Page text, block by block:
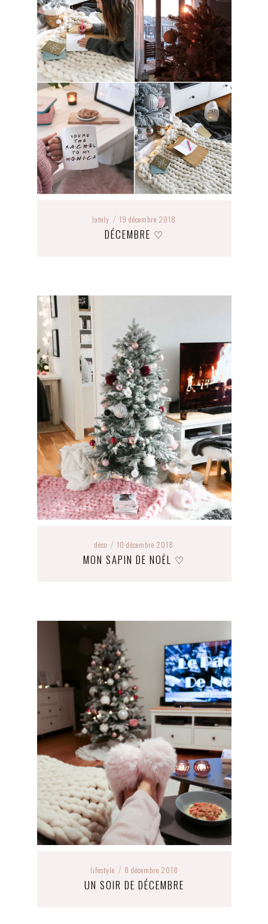
lately / 19 décembre 2018
DÉCEMBRE ♡
déco / 10 décembre 2018
MON SAPIN DE NOËL ♡
lifestyle / 8 décembre 2018
UN SOIR DE DÉCEMBRE